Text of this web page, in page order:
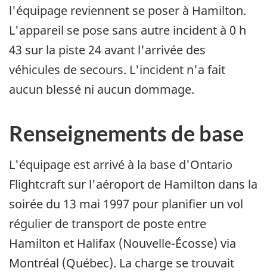
l'équipage reviennent se poser à Hamilton.
L'appareil se pose sans autre incident à 0 h
43 sur la piste 24 avant l'arrivée des
véhicules de secours. L'incident n'a fait
aucun blessé ni aucun dommage.
Renseignements de base
L'équipage est arrivé à la base d'Ontario
Flightcraft sur l'aéroport de Hamilton dans la
soirée du 13 mai 1997 pour planifier un vol
régulier de transport de poste entre
Hamilton et Halifax (Nouvelle-Écosse) via
Montréal (Québec). La charge se trouvait